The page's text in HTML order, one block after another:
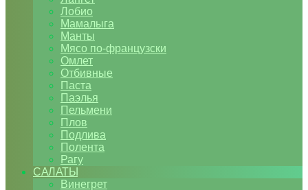
Лобио
Мамалыга
Манты
Мясо по-французски
Омлет
Отбивные
Паста
Паэлья
Пельмени
Плов
Подлива
Полента
Рагу
САЛАТЫ
Винегрет